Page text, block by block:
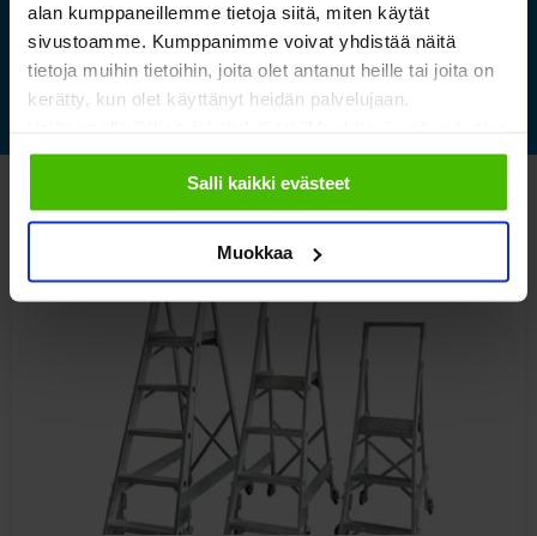
alan kumppaneillemme tietoja siitä, miten käytät
sivustoamme. Kumppanimme voivat yhdistää näitä
tietoja muihin tietoihin, joita olet antanut heille tai joita on
kerätty, kun olet käyttänyt heidän palvelujaan.
sallimiisi evästeisiin.
Salli kaikki evästeet
Muokkaa
Lue lisää »
Katso myös nämä